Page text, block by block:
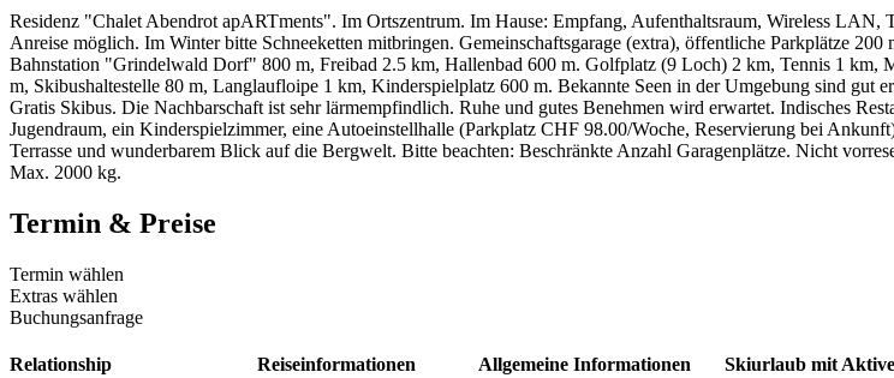
Residenz "Chalet Abendrot apARTments". Im Ortszentrum. Im Hause: Empfang, Aufenthaltsraum, Wireless
Anreise möglich. Im Winter bitte Schneeketten mitbringen. Gemeinschaftsgarage (extra), öffentliche Parkplätze
Bahnstation "Grindelwald Dorf" 800 m, Freibad 2.5 km, Hallenbad 600 m. Golfplatz (9 Loch) 2 km, Tennis 1 km,
m, Skibushaltestelle 80 m, Langlaufloipe 1 km, Kinderspielplatz 600 m. Bekannte Seen in der Umgebung sind gut
Gratis Skibus. Die Nachbarschaft ist sehr lärmempfindlich. Ruhe und gutes Benehmen wird erwartet. Indisches
Jugendraum, ein Kinderspielzimmer, eine Autoeinstellhalle (Parkplatz CHF 98.00/Woche, Reservierung bei
Terrasse und wunderbarem Blick auf die Bergwelt. Bitte beachten: Beschränkte Anzahl Garagenplätze. Nicht
Max. 2000 kg.
Termin & Preise
Termin wählen
Extras wählen
Buchungsanfrage
Relationship Reiseinformationen Allgemeine Informationen Skiurlaub mit